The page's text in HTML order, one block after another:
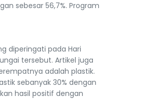
sebesar 56,7%. Program
diperingati pada Hari
tersebut. Artikel juga
adalah plastik.
sebanyak 30% dengan
hasil positif dengan